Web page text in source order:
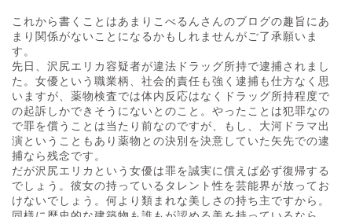
これから書くことはあまりこべるんさんのブログの趣旨にあ
まり関係がないことになるかもしれませんがご了承願いま
す。
先日、沢尻エリカ容疑者が違法ドラッグ所持で逮捕されまし
た。女優という職業柄、社会的責任も強く逮捕も仕方なく思
いますが、薬物検査では体内反応はなくドラッグ所持程度で
の起訴しかできそうにないとのこと。やったことは犯罪なの
で罪を償うことは当たり前なのですが、もし、大河ドラマ出
演ということもあり薬物との決別を決意していた矢先での逮
捕なら残念です。
だが沢尻エリカという女優は罪を誠実に償えば必ず復帰する
でしょう。彼女の持っているタレント性を芸能界が放ってお
けないでしょう。何より類まれな美しさの持ち主ですから。